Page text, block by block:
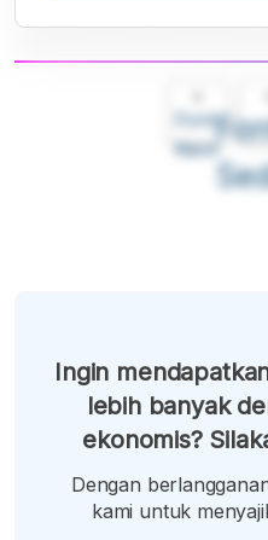
Font
Kecil
Ingin
lebih banyak
ekonomis?
Dengan
kami untuk